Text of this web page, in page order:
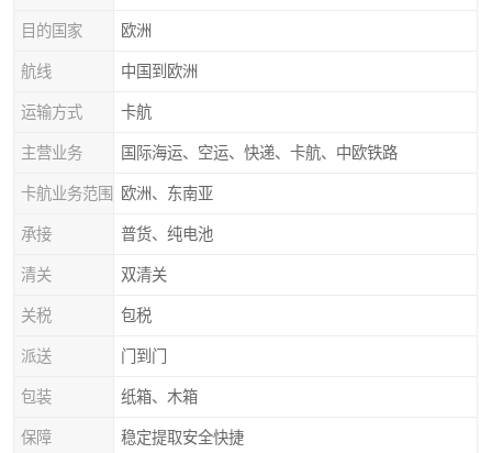
目的国家 欧洲
航线 中国到欧洲
运输方式 卡航
主营业务 国际海运、空运、快递、卡航、中欧铁路
卡航业务范围 欧洲、东南亚
承接 普货、纯电池
清关 双清关
关税 包税
派送 门到门
包装 纸箱、木箱
保障 稳定提取安全快捷